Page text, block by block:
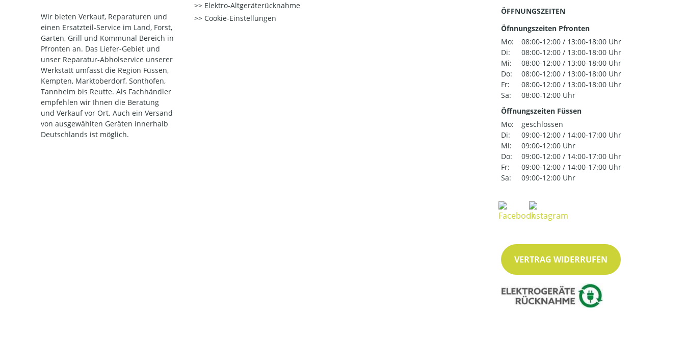
Wir bieten Verkauf, Reparaturen und
einen Ersatzteil-Service im Land, Forst,
Garten, Grill und Kommunal Bereich in
Pfronten an. Das Liefer-Gebiet und
unser Reparatur-Abholservice unserer
Werkstatt umfasst die Region Füssen,
Kempten, Marktoberdorf, Sonthofen,
Tannheim bis Reutte. Als Fachhändler
empfehlen wir Ihnen die Beratung
und Verkauf vor Ort. Auch ein Versand
von ausgewählten Geräten innerhalb
Deutschlands ist möglich.
Elektro-Altgeräterücknahme
Cookie-Einstellungen
ÖFFNUNGSZEITEN
Öfnnungszeiten Pfronten
Mo:
08:00-12:00 / 13:00-18:00 Uhr
Di:
08:00-12:00 / 13:00-18:00 Uhr
Mi:
08:00-12:00 / 13:00-18:00 Uhr
Do:
08:00-12:00 / 13:00-18:00 Uhr
Fr:
08:00-12:00 / 13:00-18:00 Uhr
Sa:
08:00-12:00 Uhr
Öffnungszeiten Füssen
Mo:
geschlossen
Di:
09:00-12:00 / 14:00-17:00 Uhr
Mi:
09:00-12:00 Uhr
Do:
09:00-12:00 / 14:00-17:00 Uhr
Fr:
09:00-12:00 / 14:00-17:00 Uhr
Sa:
09:00-12:00 Uhr
VERTRAG WIDERRUFEN